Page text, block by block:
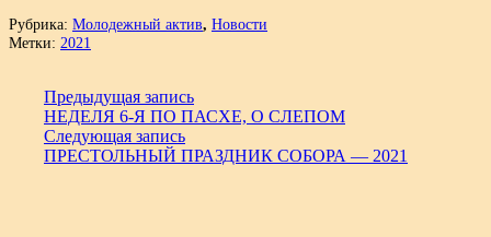
Рубрика: Молодежный актив, Новости
Метки: 2021
Предыдущая запись
НЕДЕЛЯ 6-Я ПО ПАСХЕ, О СЛЕПОМ
Следующая запись
ПРЕСТОЛЬНЫЙ ПРАЗДНИК СОБОРА — 2021